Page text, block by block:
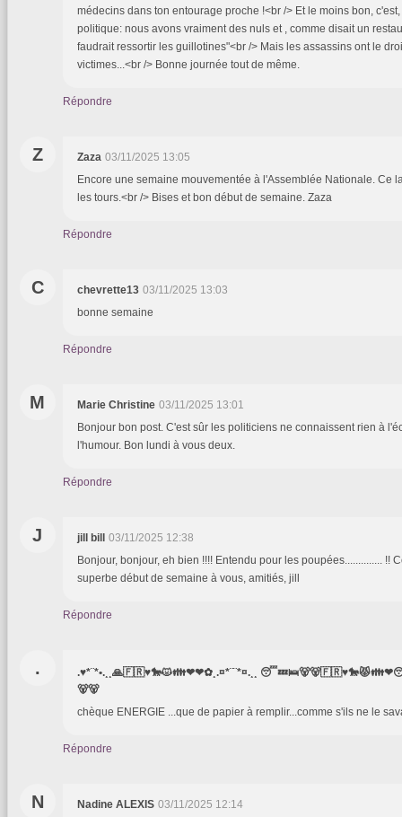
médecins dans ton entourage proche !<br /> Et le moins bon,
politique: nous avons vraiment des nuls et , comme disait un
faudrait ressortir les guillotines"<br /> Mais les assassins ont le
victimes...<br /> Bonne journée tout de même.
Répondre
Z Zaza 03/11/2025 13:05
Encore une semaine mouvementée à l'Assemblée Nationale. Ce
les tours.<br /> Bises et bon début de semaine. Zaza
Répondre
C chevrette13 03/11/2025 13:03
bonne semaine
Répondre
M Marie Christine 03/11/2025 13:01
Bonjour bon post. C'est sûr les politiciens ne connaissent rien à
l'humour. Bon lundi à vous deux.
Répondre
J jill bill 03/11/2025 12:38
Bonjour, bonjour, eh bien !!!! Entendu pour les poupées.............. !!
superbe début de semaine à vous, amitiés, jill
Répondre
.
.♥*¨*•.¸¸🙏🇫🇷♥️🐎😾👪❤❤✿¸.¤*¨¨*¤.¸¸
🐻🐻
chèque ENERGIE ...que de papier à remplir...comme s'ils ne le
Répondre
N Nadine ALEXIS 03/11/2025 12:14